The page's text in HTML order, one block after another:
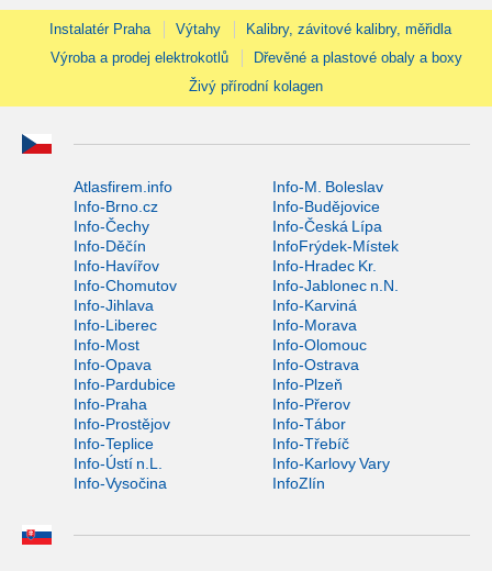
Instalatér Praha Výtahy
Kalibry, závitové kalibry, měřidla
Výroba a prodej elektrokotlů
Dřevěné a plastové obaly a boxy
Živý přírodní kolagen
Atlasfirem.info
Info-M. Boleslav
Info-Brno.cz
Info-Budějovice
Info-Čechy
Info-Česká Lípa
Info-Děčín
InfoFrýdek-Místek
Info-Havířov
Info-Hradec Kr.
Info-Chomutov
Info-Jablonec n.N.
Info-Jihlava
Info-Karviná
Info-Liberec
Info-Morava
Info-Most
Info-Olomouc
Info-Opava
Info-Ostrava
Info-Pardubice
Info-Plzeň
Info-Praha
Info-Přerov
Info-Prostějov
Info-Tábor
Info-Teplice
Info-Třebíč
Info-Ústí n.L.
Info-Karlovy Vary
Info-Vysočina
InfoZlín